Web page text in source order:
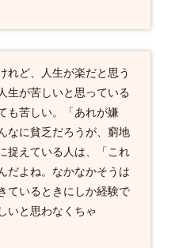
れど、人生が楽だと思う
生が苦しいと思っている
も苦しい。「あれが嫌
なに貧乏だろうが、窮地
捉えている人は、「これ
だよね。なかなかそうは
ているときにしか経験で
いと思わなくちゃ